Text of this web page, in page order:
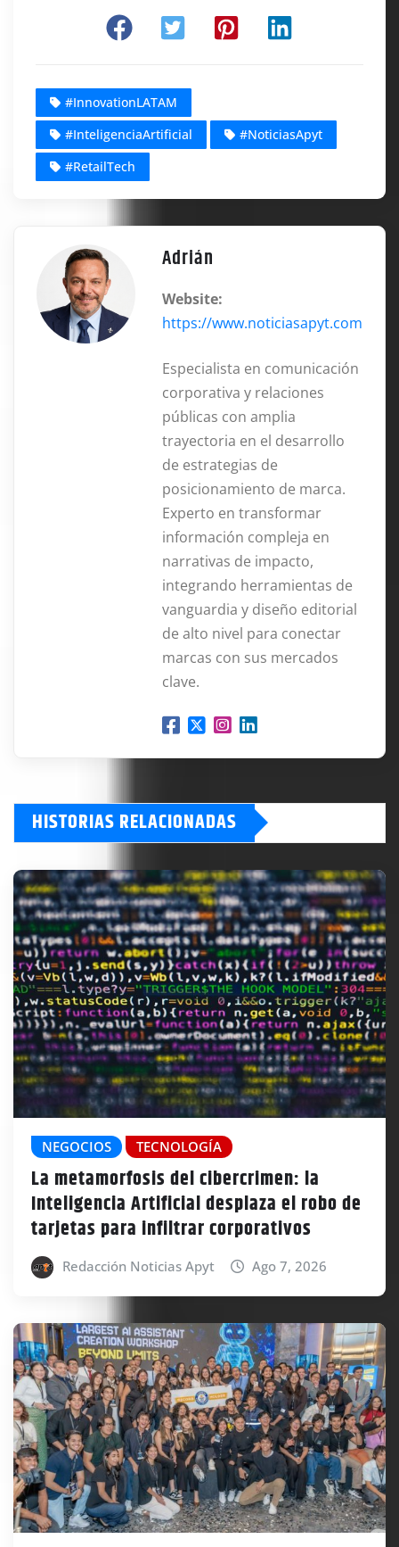
#InnovationLATAM
#InteligenciaArtificial
#NoticiasApyt
#RetailTech
Adrián
Website:
https://www.noticiasapyt.com
Especialista en comunicación
corporativa y relaciones
públicas con amplia
trayectoria en el desarrollo
de estrategias de
posicionamiento de marca.
Experto en transformar
información compleja en
narrativas de impacto,
integrando herramientas de
vanguardia y diseño editorial
de alto nivel para conectar
marcas con sus mercados
clave.
HISTORIAS RELACIONADAS
NEGOCIOS TECNOLOGÍA
La metamorfosis del cibercrimen: la
Inteligencia Artificial desplaza el robo de
tarjetas para infiltrar corporativos
Redacción Noticias Apyt Ago 7, 2026